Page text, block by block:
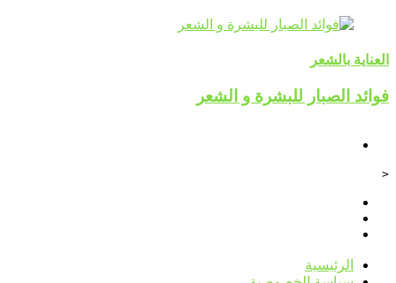
العناية بالشعر
فوائد الصبار للبشرة و الشعر
<
الرئيسية